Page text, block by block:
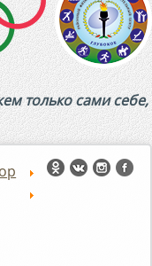
только сами себе,